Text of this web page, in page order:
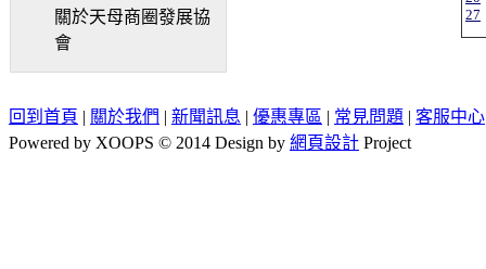
關於天母商圈發展協
會
27
回到首頁 | 關於我們 | 新聞訊息 | 優惠專區 | 常見問題 | 客服中心
Powered by XOOPS © 2014 Design by 網頁設計 Project